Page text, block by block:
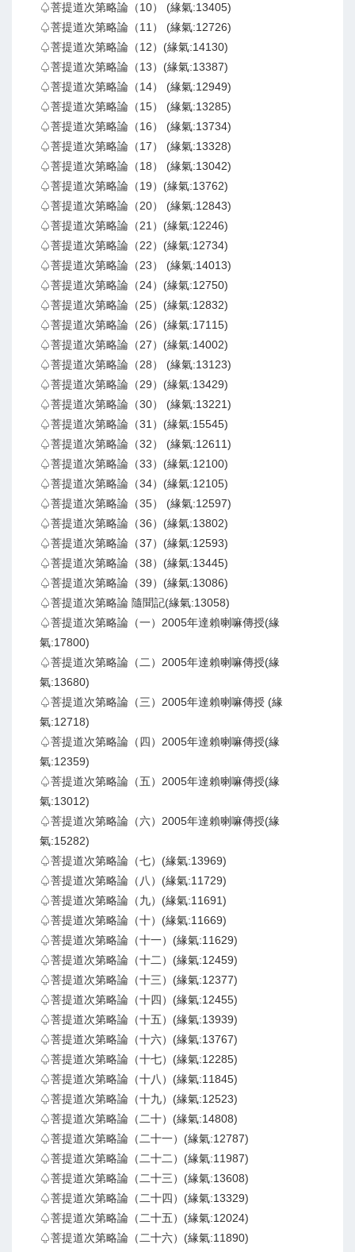
♤菩提道次第略論（10） (緣氣:13405)
♤菩提道次第略論（11） (緣氣:12726)
♤菩提道次第略論（12）(緣氣:14130)
♤菩提道次第略論（13）(緣氣:13387)
♤菩提道次第略論（14） (緣氣:12949)
♤菩提道次第略論（15） (緣氣:13285)
♤菩提道次第略論（16） (緣氣:13734)
♤菩提道次第略論（17） (緣氣:13328)
♤菩提道次第略論（18） (緣氣:13042)
♤菩提道次第略論（19）(緣氣:13762)
♤菩提道次第略論（20） (緣氣:12843)
♤菩提道次第略論（21）(緣氣:12246)
♤菩提道次第略論（22）(緣氣:12734)
♤菩提道次第略論（23） (緣氣:14013)
♤菩提道次第略論（24）(緣氣:12750)
♤菩提道次第略論（25）(緣氣:12832)
♤菩提道次第略論（26）(緣氣:17115)
♤菩提道次第略論（27）(緣氣:14002)
♤菩提道次第略論（28） (緣氣:13123)
♤菩提道次第略論（29）(緣氣:13429)
♤菩提道次第略論（30） (緣氣:13221)
♤菩提道次第略論（31）(緣氣:15545)
♤菩提道次第略論（32） (緣氣:12611)
♤菩提道次第略論（33）(緣氣:12100)
♤菩提道次第略論（34）(緣氣:12105)
♤菩提道次第略論（35） (緣氣:12597)
♤菩提道次第略論（36）(緣氣:13802)
♤菩提道次第略論（37）(緣氣:12593)
♤菩提道次第略論（38）(緣氣:13445)
♤菩提道次第略論（39）(緣氣:13086)
♤菩提道次第略論 隨聞記(緣氣:13058)
♤菩提道次第略論（一）2005年達賴喇嘛傳授(緣
氣:17800)
♤菩提道次第略論（二）2005年達賴喇嘛傳授(緣
氣:13680)
♤菩提道次第略論（三）2005年達賴喇嘛傳授 (緣
氣:12718)
♤菩提道次第略論（四）2005年達賴喇嘛傳授(緣
氣:12359)
♤菩提道次第略論（五）2005年達賴喇嘛傳授(緣
氣:13012)
♤菩提道次第略論（六）2005年達賴喇嘛傳授(緣
氣:15282)
♤菩提道次第略論（七）(緣氣:13969)
♤菩提道次第略論（八）(緣氣:11729)
♤菩提道次第略論（九）(緣氣:11691)
♤菩提道次第略論（十）(緣氣:11669)
♤菩提道次第略論（十一）(緣氣:11629)
♤菩提道次第略論（十二）(緣氣:12459)
♤菩提道次第略論（十三）(緣氣:12377)
♤菩提道次第略論（十四）(緣氣:12455)
♤菩提道次第略論（十五）(緣氣:13939)
♤菩提道次第略論（十六）(緣氣:13767)
♤菩提道次第略論（十七）(緣氣:12285)
♤菩提道次第略論（十八）(緣氣:11845)
♤菩提道次第略論（十九）(緣氣:12523)
♤菩提道次第略論（二十）(緣氣:14808)
♤菩提道次第略論（二十一）(緣氣:12787)
♤菩提道次第略論（二十二）(緣氣:11987)
♤菩提道次第略論（二十三）(緣氣:13608)
♤菩提道次第略論（二十四）(緣氣:13329)
♤菩提道次第略論（二十五）(緣氣:12024)
♤菩提道次第略論（二十六）(緣氣:11890)